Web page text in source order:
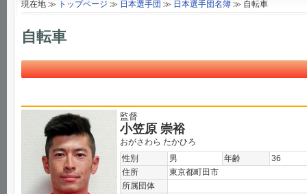
現在地 ≫ トップページ ≫ 日本選手団 ≫ 日本選手団名簿 ≫ 自転車
自転車
監督
小笠原 崇裕
おがさわら たかひろ
性別
男 年齢
36
住所
東京都町田市
所属団体